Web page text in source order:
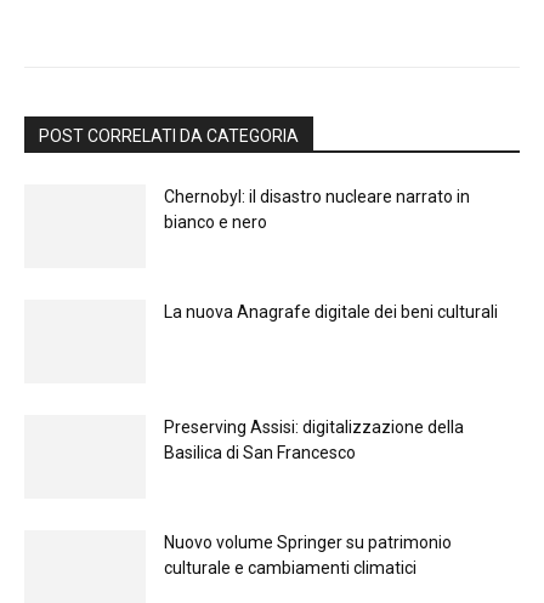
POST CORRELATI DA CATEGORIA
Chernobyl: il disastro nucleare narrato in
bianco e nero
La nuova Anagrafe digitale dei beni culturali
Preserving Assisi: digitalizzazione della
Basilica di San Francesco
Nuovo volume Springer su patrimonio
culturale e cambiamenti climatici